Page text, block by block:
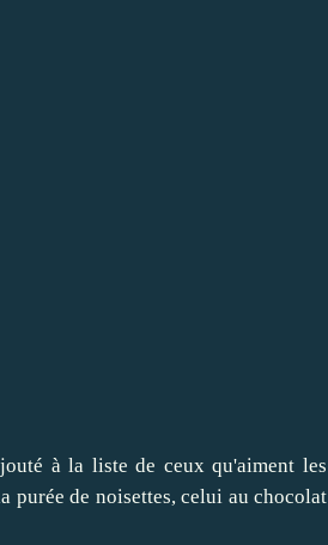
à la liste de ceux qu'aiment les
purée de noisettes, celui au chocolat